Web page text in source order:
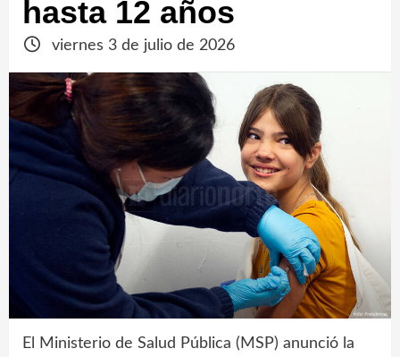
hasta 12 años
viernes 3 de julio de 2026
El Ministerio de Salud Pública (MSP) anunció la